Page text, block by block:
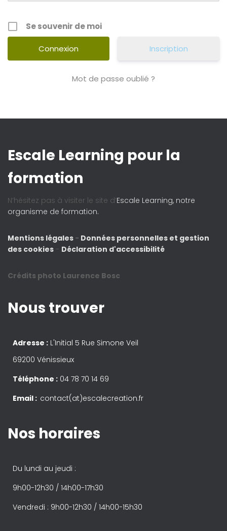
Se souvenir de moi
Inscription
Mot de passe oublié ?
Escale Learning pour la
formation
N’hésitez pas à visiter le site d’Escale Learning, notre
organisme de formation.
Mentions légales - Données personnelles et gestion
des cookies - Déclaration d'accessibilité
Crédits photo Laurence Bosc
Nous trouver
Adresse : L'Initial 5 Rue Simone Veil
69200 Vénissieux
Téléphone : 04 78 70 14 69
Email : contact(at)escalecreation.fr
Nos horaires
Du lundi au jeudi :
9h00-12h30 / 14h00-17h30
Vendredi : 9h00-12h30 / 14h00-15h30